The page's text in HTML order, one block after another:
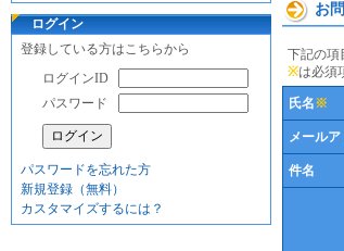
ログイン
登録している方はこちらから
ログインID
パスワード
パスワードを忘れた方
新規登録（無料）
カスタマイズするには？
お
下記の項
※は必須
氏名※
メールア
件名